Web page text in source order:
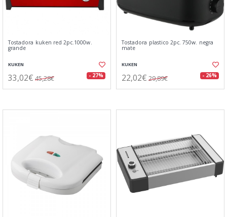
Tostadora kuken red 2pc.1000w.
grande
KUKEN
33,02€ 45,28€ - 27%
Tostadora plastico 2pc. 750w. negra
mate
KUKEN
22,02€ 29,89€ - 26%